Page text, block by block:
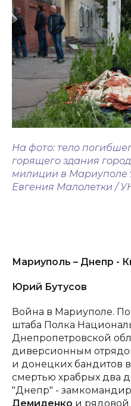
На фото: тело
горящего здания
милиции в Мариуполе
Евгения Малолетки /
Мариуполь – Днепр -
Юрий Бутусов
Война в Мариуполе.
штаба Полка
Днепропетровской
диверсионным
и донецких бандитов
смертью храбрых два
"Днепр" -
Демиденко и рядовой